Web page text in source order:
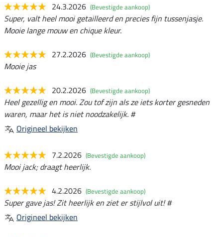
24.3.2026 (Bevestigde aankoop)
Super, valt heel mooi getailleerd en precies fijn tussenjasje.
Mooie lange mouw en chique kleur.
27.2.2026 (Bevestigde aankoop)
Mooie jas
20.2.2026 (Bevestigde aankoop)
Heel gezellig en mooi. Zou tof zijn als ze iets korter gesneden
waren, maar het is niet noodzakelijk. #
Origineel bekijken
7.2.2026 (Bevestigde aankoop)
Mooi jack; draagt heerlijk.
4.2.2026 (Bevestigde aankoop)
Super gave jas! Zit heerlijk en ziet er stijlvol uit! #
Origineel bekijken